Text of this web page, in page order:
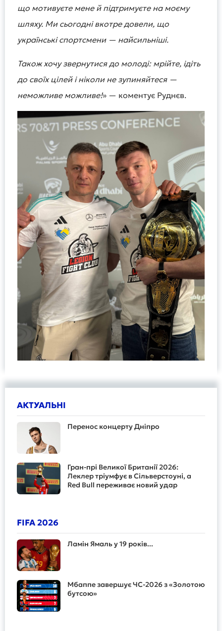
що мотивуєте мене й підтримуєте на моєму
шляху. Ми сьогодні вкотре довели, що
українські спортсмени — найсильніші.
Також хочу звернутися до молоді: мрійте, ідіть
до своїх цілей і ніколи не зупиняйтеся —
неможливе можливе!» — коментує Руднєв.
АКТУАЛЬНІ
Перенос концерту Дніпро
Гран-прі Великої Британії 2026:
Леклер тріумфує в Сільверстоуні, а
Red Bull переживає новий удар
FIFA 2026
Ламін Ямаль у 19 років...
Мбаппе завершує ЧС-2026 з «Золотою
бутсою»